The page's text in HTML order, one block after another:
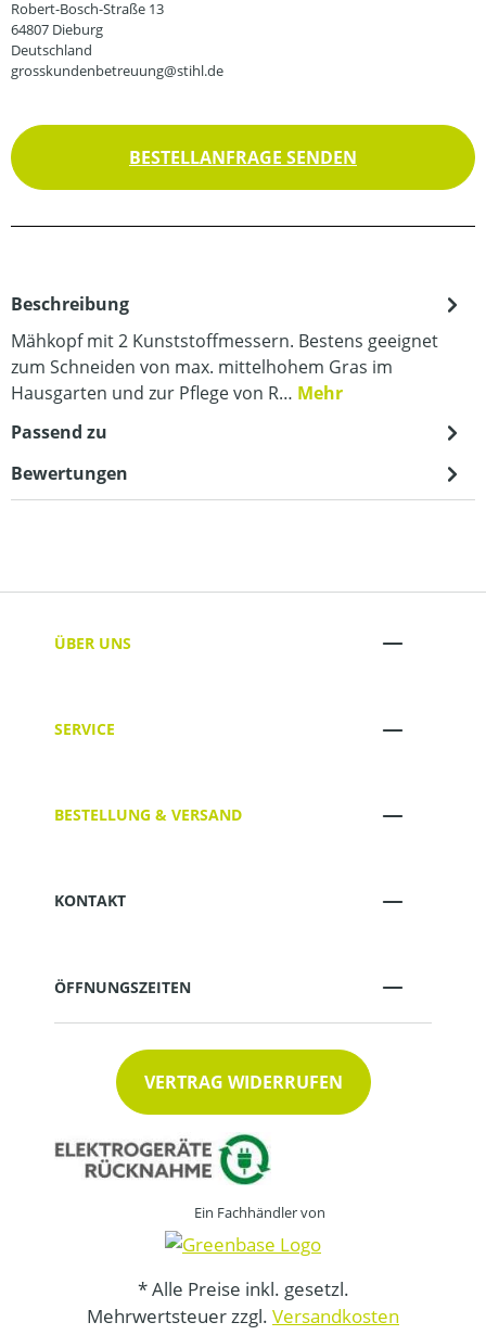
Robert-Bosch-Straße 13
64807 Dieburg
Deutschland
grosskundenbetreuung@stihl.de
BESTELLANFRAGE SENDEN
Beschreibung
Mähkopf mit 2 Kunststoffmessern. Bestens geeignet
zum Schneiden von max. mittelhohem Gras im
Hausgarten und zur Pflege von R… Mehr
Passend zu
Bewertungen
ÜBER UNS
SERVICE
BESTELLUNG & VERSAND
KONTAKT
ÖFFNUNGSZEITEN
VERTRAG WIDERRUFEN
Ein Fachhändler von
* Alle Preise inkl. gesetzl.
Mehrwertsteuer zzgl. Versandkosten